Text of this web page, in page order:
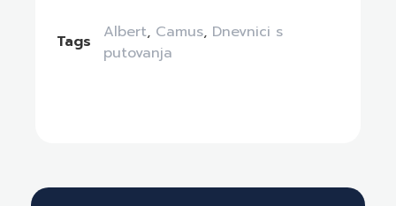
Tags Albert, Camus, Dnevnici s
putovanja